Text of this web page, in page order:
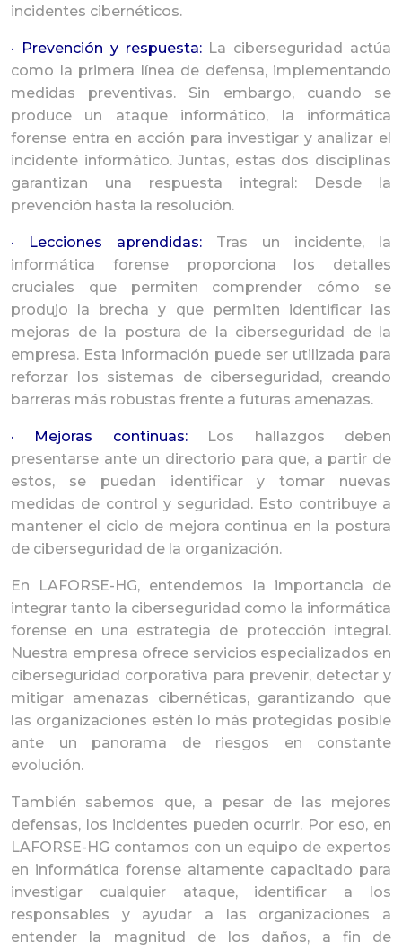
incidentes cibernéticos.
· Prevención y respuesta:La ciberseguridad actúa
como la primera línea de defensa, implementando
medidas preventivas. Sin embargo, cuando se
produce un ataque informático, la informática
forense entra en acción para investigar y analizar el
incidente informático. Juntas, estas dos disciplinas
garantizan una respuesta integral: Desde la
prevención hasta la resolución.
· Lecciones aprendidas: Tras un incidente, la
informática forense proporciona los detalles
cruciales que permiten comprender cómo se
produjo la brecha y que permiten identificar las
mejoras de la postura de la ciberseguridad de la
empresa. Esta información puede ser utilizada para
reforzar los sistemas de ciberseguridad, creando
barreras más robustas frente a futuras amenazas.
· Mejoras continuas:Los hallazgos deben
presentarse ante un directorio para que, a partir de
estos, se puedan identificar y tomar nuevas
medidas de control y seguridad. Esto contribuye a
mantener el ciclo de mejora continua en la postura
de ciberseguridad de la organización.
En LAFORSE-HG, entendemos la importancia de
integrar tanto la ciberseguridad como la informática
forense en una estrategia de protección integral.
Nuestra empresa ofrece servicios especializados en
ciberseguridad corporativa para prevenir, detectar y
mitigar amenazas cibernéticas, garantizando que
las organizaciones estén lo más protegidas posible
ante un panorama de riesgos en constante
evolución.
También sabemos que, a pesar de las mejores
defensas, los incidentes pueden ocurrir. Por eso, en
LAFORSE-HG contamos con un equipo de expertos
en informática forense altamente capacitado para
investigar cualquier ataque, identificar a los
responsables y ayudar a las organizaciones a
entender la magnitud de los daños, a fin de